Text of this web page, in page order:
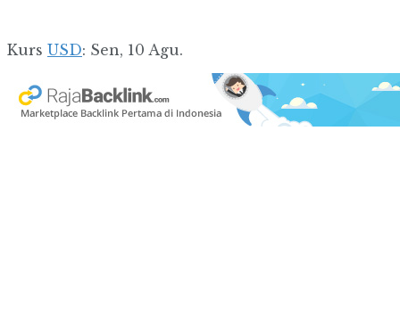
Kurs USD: Sen, 10 Agu.